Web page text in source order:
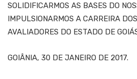
SOLIDIFICARMOS AS BASES DO
IMPULSIONARMOS A CARREIRA
AVALIADORES DO ESTADO DE
GOIÂNIA, 30 DE JANEIRO DE 2017.